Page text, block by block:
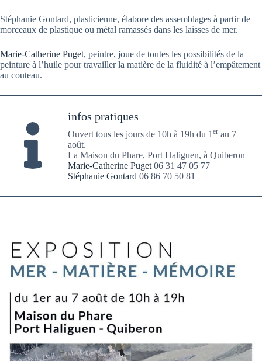
Stéphanie Gontard, plasticienne, élabore des assemblages à partir de
morceaux de plastique ou métal ramassés dans les laisses de mer.
Marie-Catherine Puget, peintre, joue de toutes les possibilités de la
peinture à l’huile pour travailler la matière de la fluidité à l’empâtement
au couteau.
infos pratiques
Ouvert tous les jours de 10h à 19h du 1 er au 7
août.
La Maison du Phare, Port Haliguen, à Quiberon
Marie-Catherine Puget 06 31 47 05 77
Stéphanie Gontard 06 86 70 50 81